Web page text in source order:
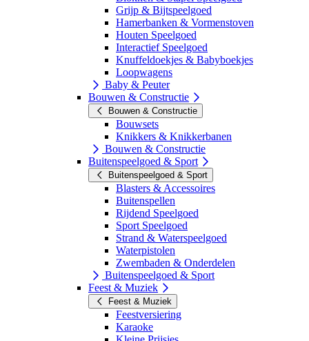
Grijp & Bijtspeelgoed
Hamerbanken & Vormenstoven
Houten Speelgoed
Interactief Speelgoed
Knuffeldoekjes & Babyboekjes
Loopwagens
Baby & Peuter
Bouwen & Constructie
Bouwen & Constructie
Bouwsets
Knikkers & Knikkerbanen
Bouwen & Constructie
Buitenspeelgoed & Sport
Buitenspeelgoed & Sport
Blasters & Accessoires
Buitenspellen
Rijdend Speelgoed
Sport Speelgoed
Strand & Waterspeelgoed
Waterpistolen
Zwembaden & Onderdelen
Buitenspeelgoed & Sport
Feest & Muziek
Feest & Muziek
Feestversiering
Karaoke